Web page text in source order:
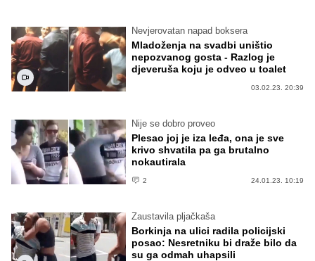
Nevjerovatan napad boksera
Mladoženja na svadbi uništio
nepozvanog gosta - Razlog je
djeveruša koju je odveo u toalet
03.02.23. 20:39
Nije se dobro proveo
Plesao joj je iza leđa, ona je sve
krivo shvatila pa ga brutalno
nokautirala
2 24.01.23. 10:19
Zaustavila pljačkaša
Borkinja na ulici radila policijski
posao: Nesretniku bi draže bilo da
su ga odmah uhapsili